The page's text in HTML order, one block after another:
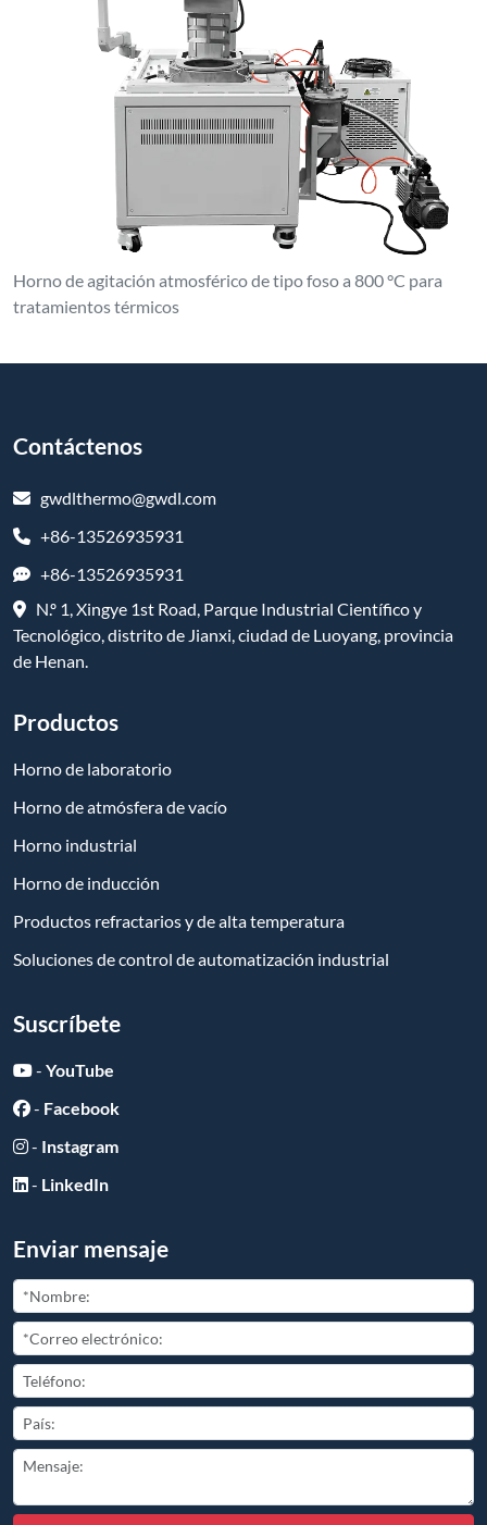
Horno de agitación atmosférico de tipo foso a 800 °C para
tratamientos térmicos
Contáctenos
gwdlthermo@gwdl.com
+86-13526935931
+86-13526935931
N.º 1, Xingye 1st Road, Parque Industrial Científico y
Tecnológico, distrito de Jianxi, ciudad de Luoyang, provincia
de Henan.
Productos
Horno de laboratorio
Horno de atmósfera de vacío
Horno industrial
Horno de inducción
Productos refractarios y de alta temperatura
Soluciones de control de automatización industrial
Suscríbete
- YouTube
- Facebook
- Instagram
- LinkedIn
Enviar mensaje